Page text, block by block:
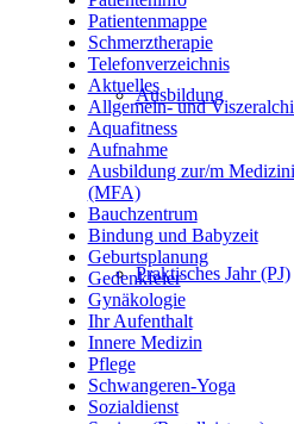
Ausbildung
Praktisches Jahr (PJ)
Patientenmappe
Schmerztherapie
Telefonverzeichnis
Aktuelles
Allgemein- und
Aquafitness
Aufnahme
Ausbildung zur/m
(MFA)
Bauchzentrum
Bindung und Babyzeit
Geburtsplanung
Gedenkfeier
Gynäkologie
Ihr Aufenthalt
Innere Medizin
Pflege
Schwangeren-Yoga
Sozialdienst